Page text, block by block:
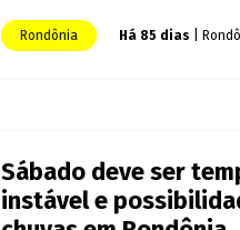
Rondônia Há 85 dias |
Sábado deve ser
instável e